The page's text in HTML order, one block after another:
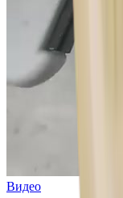
Видео